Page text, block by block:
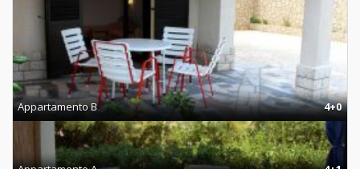
Appartamento B 4+0